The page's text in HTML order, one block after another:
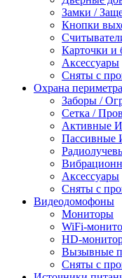
Замки /
Кнопки
Карточки и
Аксессуары
Сняты с
Охрана периметра
Заборы /
Сетка /
Активные
Пассивные
Аксессуары
Сняты с
Видеодомофоны
Мониторы
WiFi-
HD-
Вызывные
Сняты с